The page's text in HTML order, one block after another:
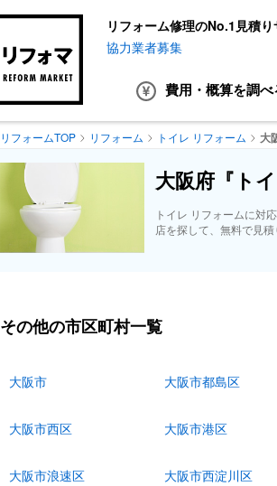
リフォーム修理のNo.1見積り
協力業者募集
費用・概算を調べ
リフォームTOP リフォーム トイレ リフォーム 大
大阪府『ト
トイレ リフォームに対
店を探して、無料で見積
その他の市区町村一覧
大阪市 大阪市都島区
大阪市西区 大阪市港区
大阪市浪速区 大阪市西淀川区